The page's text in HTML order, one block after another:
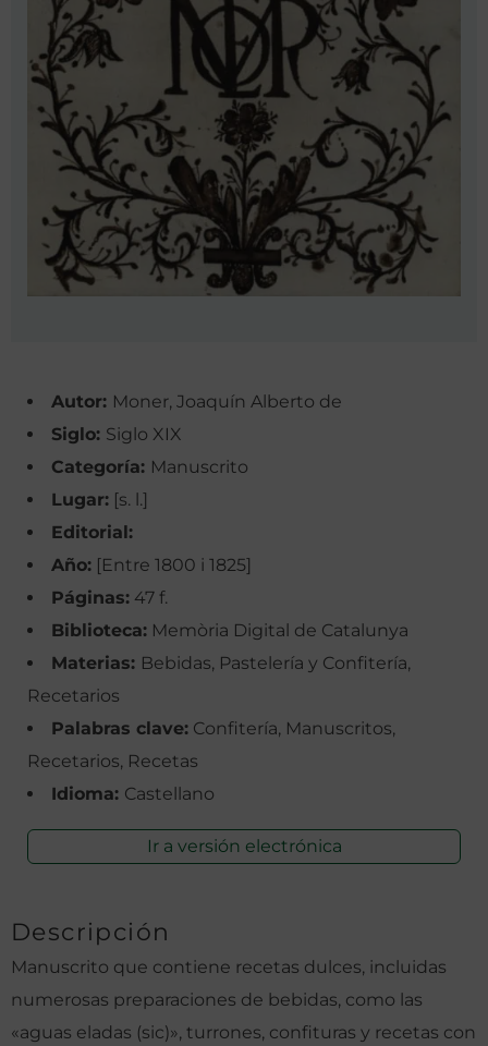
Autor: Moner, Joaquín Alberto de
Siglo: Siglo XIX
Categoría: Manuscrito
Lugar: [s. l.]
Editorial:
Año: [Entre 1800 i 1825]
Páginas: 47 f.
Biblioteca: Memòria Digital de Catalunya
Materias: Bebidas, Pastelería y Confitería,
Recetarios
Palabras clave: Confitería, Manuscritos,
Recetarios, Recetas
Idioma: Castellano
Ir a versión electrónica
Descripción
Manuscrito que contiene recetas dulces, incluidas
numerosas preparaciones de bebidas, como las
«aguas eladas (sic)», turrones, confituras y recetas con